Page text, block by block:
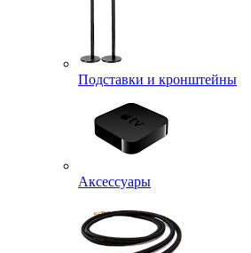
Подставки и кронштейны
Аксессуары